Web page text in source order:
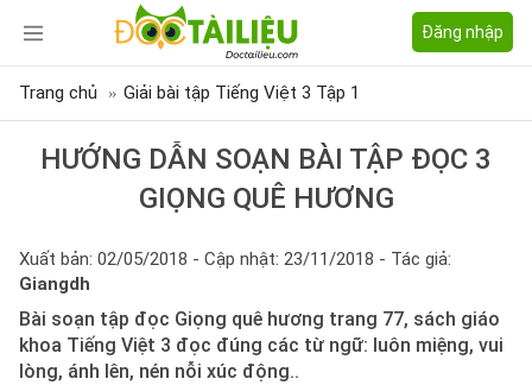
Đăng nhập
Trang chủ Giải bài tập Tiếng Việt 3 Tập 1
HƯỚNG DẪN SOẠN BÀI TẬP ĐỌC 3
GIỌNG QUÊ HƯƠNG
Xuất bản: 02/05/2018 - Cập nhật: 23/11/2018 - Tác giả:
Giangdh
Bài soạn tập đọc Giọng quê hương trang 77, sách giáo
khoa Tiếng Việt 3 đọc đúng các từ ngữ: luôn miệng, vui
lòng, ánh lên, nén nỗi xúc động..